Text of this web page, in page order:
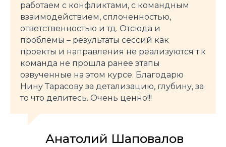
работаем с конфликтами, с командным
взаимодействием, сплоченностью,
ответственностью и тд. Отсюда и
проблемы – результаты сессий как
проекты и направления не реализуются т.к
команда не прошла ранее этапы
озвученные на этом курсе. Благодарю
Нину Тарасову за детализацию, глубину, за
то что делитесь. Очень ценно!!!
Анатолий Шаповалов